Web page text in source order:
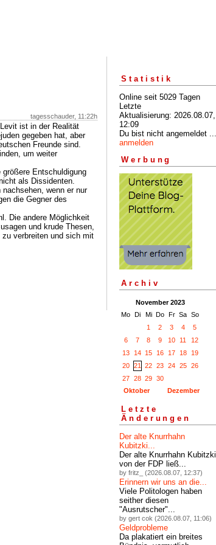
tagesschauder, 11:22h
ist in der Realität
gegeben hat, aber
Freunde sind.
um weiter
größere Entschuldigung
als Dissidenten.
wenn er nur
die Gegner des
Die andere Möglichkeit
und krude Thesen,
verbreiten und sich mit
Statistik
Online seit 5029 Tagen
Letzte
Aktualisierung: 2026.08.07,
12:09
Du bist nicht angemeldet ...
anmelden
Werbung
Archiv
November 2023
Mo Di Mi Do Fr Sa So
1
2 3 4
5
6
7 8 9 10 11
12
13
14 15 16 17 18
19
20
21 22 23 24 25
26
27
28 29 30
Oktober
Dezember
Letzte
Änderungen
Der alte Knurrhahn
Kubitzki...
Der alte Knurrhahn Kubitzki
von der FDP ließ...
by fritz_ (2026.08.07, 12:37)
Erinnern wir uns an die...
Viele Politologen haben
seither diesen
"Ausrutscher"...
by gert cok (2026.08.07, 11:06)
Geldprobleme
Da plakatiert ein breites